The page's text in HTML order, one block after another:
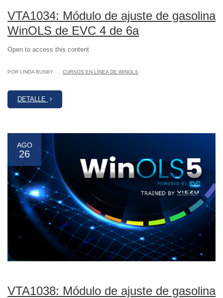
VTA1034: Módulo de ajuste de gasolina
WinOLS de EVC 4 de 6a
Open to access this content
POR LINDA BUSBY CURSOS EN LÍNEA DE WINOLS
DETALLE
AGO
26
VTA1038: Módulo de ajuste de gasolina